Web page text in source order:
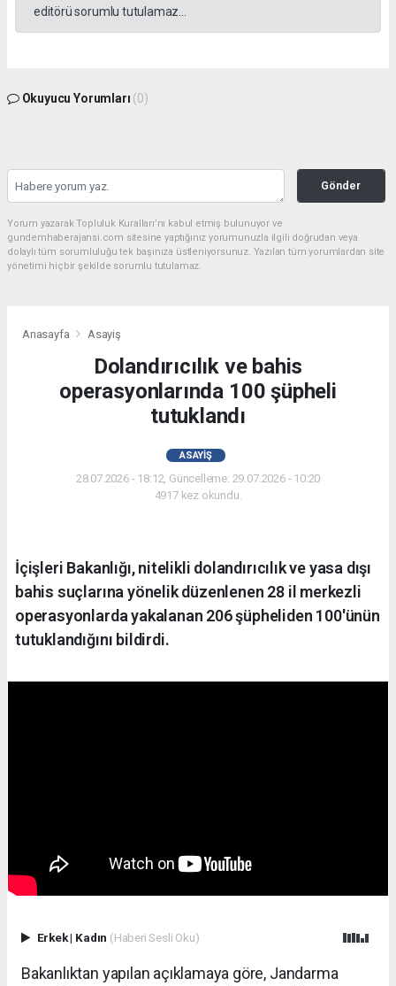
editörü sorumlu tutulamaz...
Okuyucu Yorumları (0)
Gönder
Yorum yazarak Topluluk Kuralları’nı kabul etmiş bulunuyor ve
gundemhaberajansi.com sitesine yaptığınız yorumunuzla ilgili doğrudan veya
dolaylı tüm sorumluluğu tek başınıza üstleniyorsunuz. Yazılan tüm yorumlardan site
yönetimi hiçbir şekilde sorumlu tutulamaz.
Anasayfa Asayiş
Dolandırıcılık ve bahis
operasyonlarında 100 şüpheli
tutuklandı
ASAYIŞ
28.07.2026 - 18:12, Güncelleme: 29.07.2026 - 10:20
4917 kez okundu.
İçişleri Bakanlığı, nitelikli dolandırıcılık ve yasa dışı
bahis suçlarına yönelik düzenlenen 28 il merkezli
operasyonlarda yakalanan 206 şüpheliden 100'ünün
tutuklandığını bildirdi.
Erkek| Kadın (Haberi Sesli Oku)
Bakanlıktan yapılan açıklamaya göre, Jandarma